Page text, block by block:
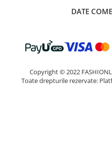
DATE
Copyright © 2022
Toate drepturile rezervate: